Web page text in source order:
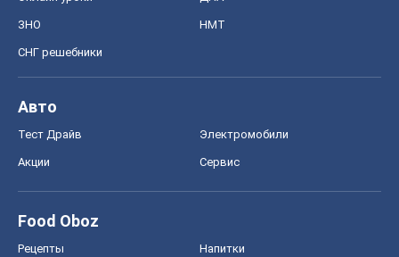
ЗНО НМТ
СНГ решебники
Авто
Тест Драйв Электромобили
Акции Сервис
Food Oboz
Рецепты Напитки